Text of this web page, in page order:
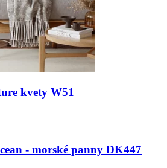
kvety W51
- morské panny DK447